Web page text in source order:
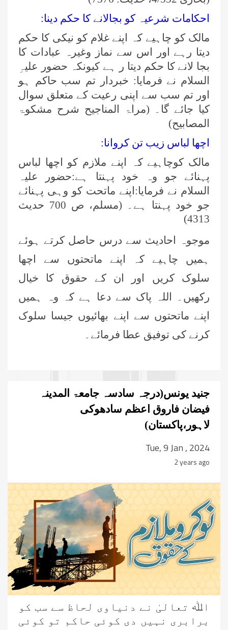
احکامات شرعیہ کو بجالانے کا حکم دینا:
مالک کو چاہیے کہ اپنے غلام کو نیکی کا حکم
دیتا رہے اور اس سے نماز وغیرہ عبادات کا
بجا لانے کا حکم دیتا ر ہے کیونکہ حضور علیہِ
السلام نے فرمایا: خبردار تم سب حاکم ہو
اور تم سب سے اپنی رعیت کے متعلق سوال
کیا جائے گا۔ (مراۃ المناجيح شرح مشکوۃ
المصابيح)
اچھا لباس زیب تن کروانا:
مالک کوچاہیے کہ اپنے ملازم کو اچھا لباس
پہنائے جو وہ خود پہنتا ہے:حضور علیہ
السلام نے فرمایا:اپنے ماتحت کو وہی پہنائے
جو خود پہنتا ہے۔ (مسلم، ص 700 حدیث
4313)
موجوہ احادیث سے درس حاصل کرتے ہوئے
ہمیں چاہیے کہ اپنے ماتحتوں سے اچھا
سلوک کریں اور ان کے حقوق کا خیال
رکھیں۔ اللہ پاک سے دعا ہے کہ وہ ہمیں
اپنے ماتحتوں سے اپنے بھائیوں جیسا سلوک
کرنے کی توفیق عطا فرمائے۔
جنید یونس(درجہ سادسہ جامعۃ المدینہ
فیضان فاروق اعظم سادھوکی
لاہور،پاکستان)
Tue, 9 Jan , 2024
2 years ago
اﷲ تعالیٰ نے دنیاوی لحاظ سے سب کو
برابری نہیں دی کوئی حاکم تو کوئی